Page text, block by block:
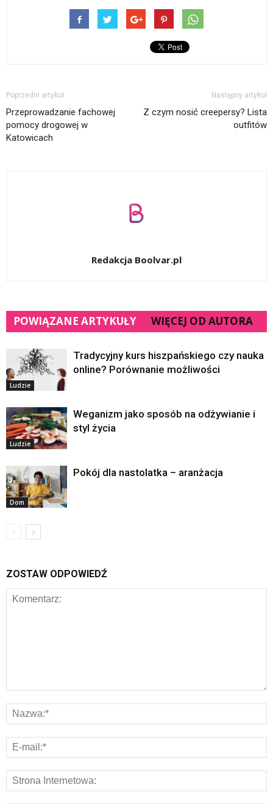
Poprzedni artykuł
Przeprowadzanie fachowej
pomocy drogowej w
Katowicach
Następny artykuł
Z czym nosić creepersy? Lista
outfitów
Redakcja Boolvar.pl
POWIĄZANE ARTYKUŁY WIĘCEJ OD AUTORA
Ludzie
Tradycyjny kurs hiszpańskiego czy nauka
online? Porównanie możliwości
Ludzie
Weganizm jako sposób na odżywianie i
styl życia
Dom
Pokój dla nastolatka – aranżacja
ZOSTAW ODPOWIEDŹ